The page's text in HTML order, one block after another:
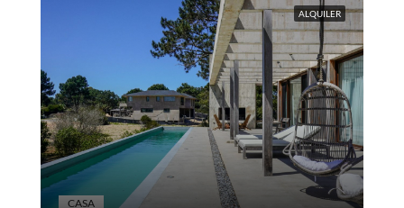
ALQUILER
CASA